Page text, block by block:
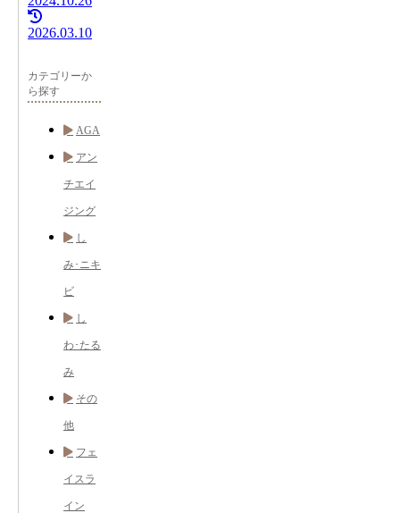
2026.03.10
カテゴリーか
ら探す
AGA
アン
チエイ
ジング
し
み･ニキ
ビ
し
わ･たる
み
その
他
フェ
イスラ
イン